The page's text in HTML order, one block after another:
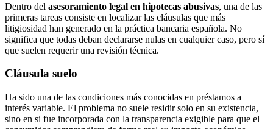
Dentro del asesoramiento legal en hipotecas abusivas, una de las
primeras tareas consiste en localizar las cláusulas que más
litigiosidad han generado en la práctica bancaria española. No
significa que todas deban declararse nulas en cualquier caso, pero sí
que suelen requerir una revisión técnica.
Cláusula suelo
Ha sido una de las condiciones más conocidas en préstamos a
interés variable. El problema no suele residir solo en su existencia,
sino en si fue incorporada con la transparencia exigible para que el